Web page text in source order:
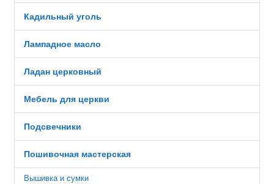
Кадильный уголь
Лампадное масло
Ладан церковный
Мебель для церкви
Подсвечники
Пошивочная мастерская
Вышивка и сумки